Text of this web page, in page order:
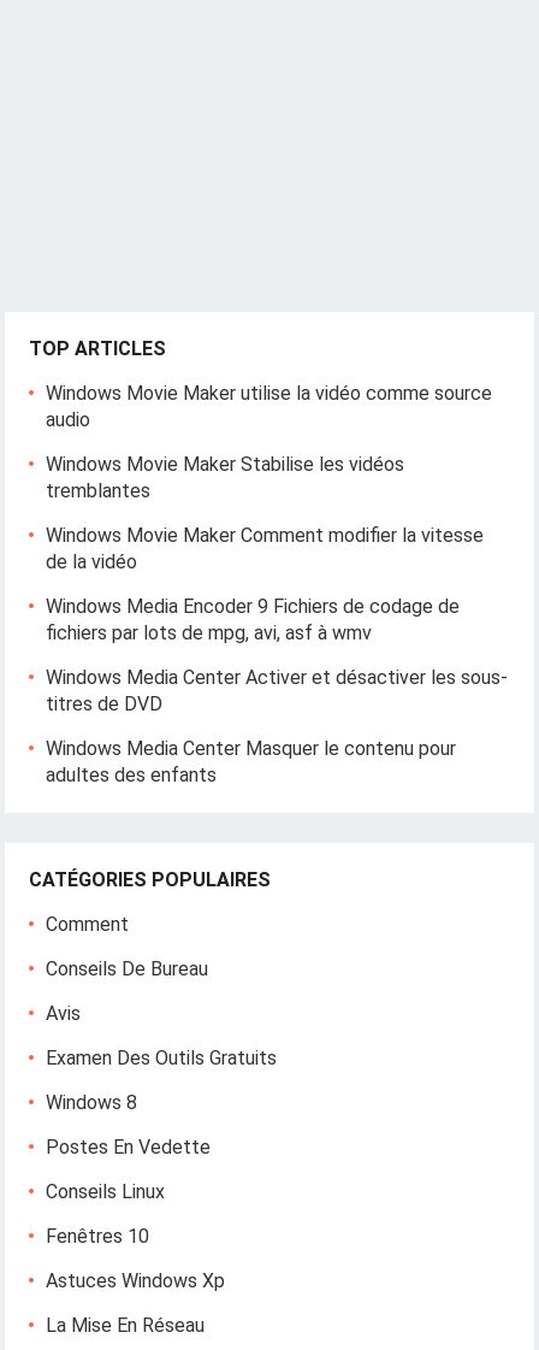
TOP ARTICLES
Windows Movie Maker utilise la vidéo comme source
audio
Windows Movie Maker Stabilise les vidéos
tremblantes
Windows Movie Maker Comment modifier la vitesse
de la vidéo
Windows Media Encoder 9 Fichiers de codage de
fichiers par lots de mpg, avi, asf à wmv
Windows Media Center Activer et désactiver les sous-
titres de DVD
Windows Media Center Masquer le contenu pour
adultes des enfants
CATÉGORIES POPULAIRES
Comment
Conseils De Bureau
Avis
Examen Des Outils Gratuits
Windows 8
Postes En Vedette
Conseils Linux
Fenêtres 10
Astuces Windows Xp
La Mise En Réseau